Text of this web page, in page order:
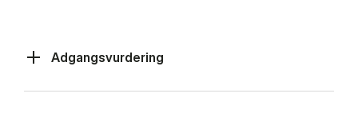
Adgangsvurdering